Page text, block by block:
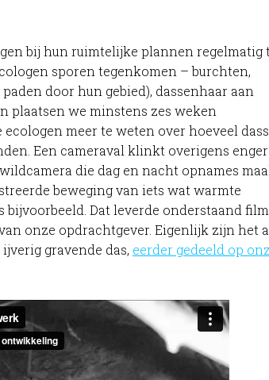
bij hun ruimtelijke plannen regelmatig
sporen tegenkomen – burchten,
door hun gebied), dassenhaar aan
plaatsen we minstens zes weken
meer te weten over hoeveel
Een cameraval klinkt overigens enger
die dag en nacht opnames
beweging van iets wat warmte
bijvoorbeeld. Dat leverde onderstaand
onze opdrachtgever. Eigenlijk zijn het
gravende das, eerder gedeeld op